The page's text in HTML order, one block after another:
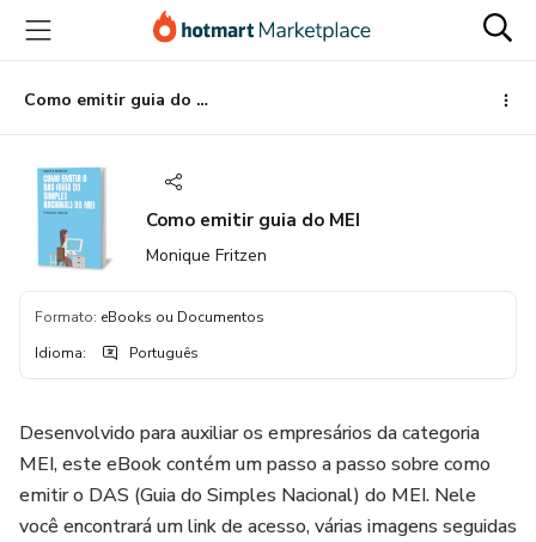
para
conteúdo
principal
para
pagamento
para
rodapé
Como emitir guia do MEI
Como emitir guia do MEI
Monique Fritzen
Formato: eBooks ou Documentos
Idioma: Português
Desenvolvido para auxiliar os empresários da categoria
MEI, este eBook contém um passo a passo sobre como
emitir o DAS (Guia do Simples Nacional) do MEI. Nele
você encontrará um link de acesso, várias imagens seguidas